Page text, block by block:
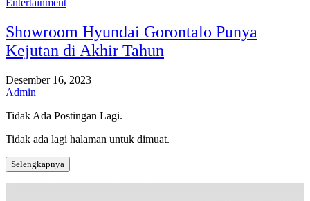
Showroom Hyundai Gorontalo Punya
Kejutan di Akhir Tahun
Desember 16, 2023
Admin
Tidak Ada Postingan Lagi.
Tidak ada lagi halaman untuk dimuat.
Selengkapnya